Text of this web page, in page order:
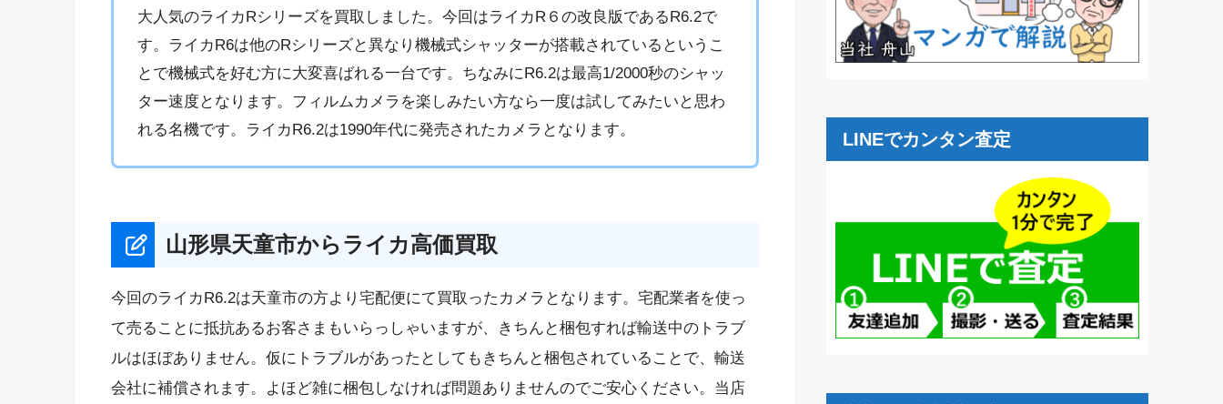
大人気のライカRシリーズを買取しました。今回はライカR６の改良版であるR6.2で
す。ライカR6は他のRシリーズと異なり機械式シャッターが搭載されているというこ
とで機械式を好む方に大変喜ばれる一台です。ちなみにR6.2は最高1/2000秒のシャッ
ター速度となります。フィルムカメラを楽しみたい方なら一度は試してみたいと思わ
れる名機です。ライカR6.2は1990年代に発売されたカメラとなります。
山形県天童市からライカ高価買取
今回のライカR6.2は天童市の方より宅配便にて買取ったカメラとなります。宅配業者を使っ
て売ることに抵抗あるお客さまもいらっしゃいますが、きちんと梱包すれば輸送中のトラブ
ルはほぼありません。仮にトラブルがあったとしてもきちんと梱包されていることで、輸送
会社に補償されます。よほど雑に梱包しなければ問題ありませんのでご安心ください。当店
LINEでカンタン査定